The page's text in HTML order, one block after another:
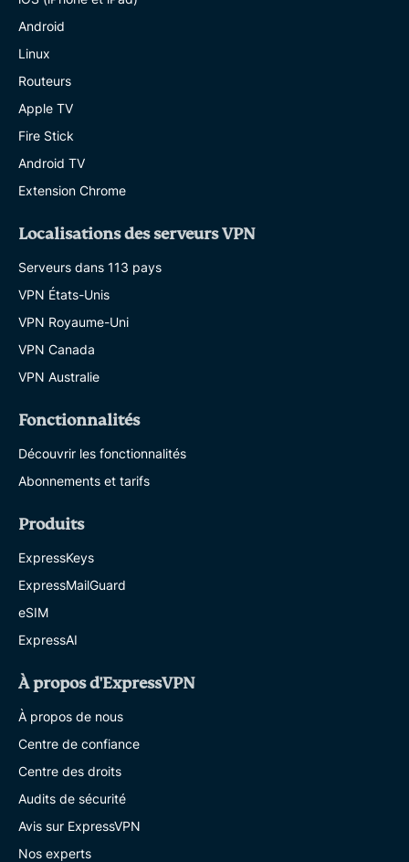
Android
Linux
Routeurs
Apple TV
Fire Stick
Android TV
Extension Chrome
Localisations des serveurs VPN
Serveurs dans 113 pays
VPN États-Unis
VPN Royaume-Uni
VPN Canada
VPN Australie
Fonctionnalités
Découvrir les fonctionnalités
Abonnements et tarifs
Produits
ExpressKeys
ExpressMailGuard
eSIM
ExpressAI
À propos d'ExpressVPN
À propos de nous
Centre de confiance
Centre des droits
Audits de sécurité
Avis sur ExpressVPN
Nos experts